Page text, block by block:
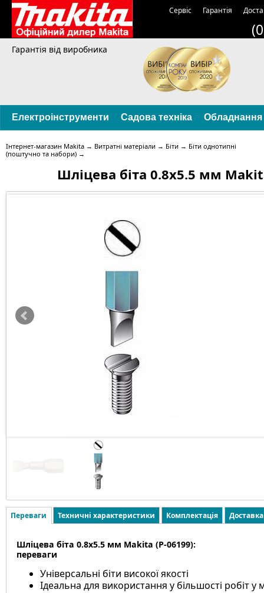
Сервіс Гарантія
Гарантія від виробника
Електроінструменти Садова техніка Обладнання
Інтернет-магазин Makita → Витратні матеріали → Біти → Біти однотипні
(поштучно та набори) →
Шліцева біта 0.8x5.5 мм
Переваги Техничні характеристики Комплектація
Шліцева біта 0.8x5.5 мм Makita (P-06199):
переваги
Універсальні біти високої якості
Ідеальна для використання у більшості робіт